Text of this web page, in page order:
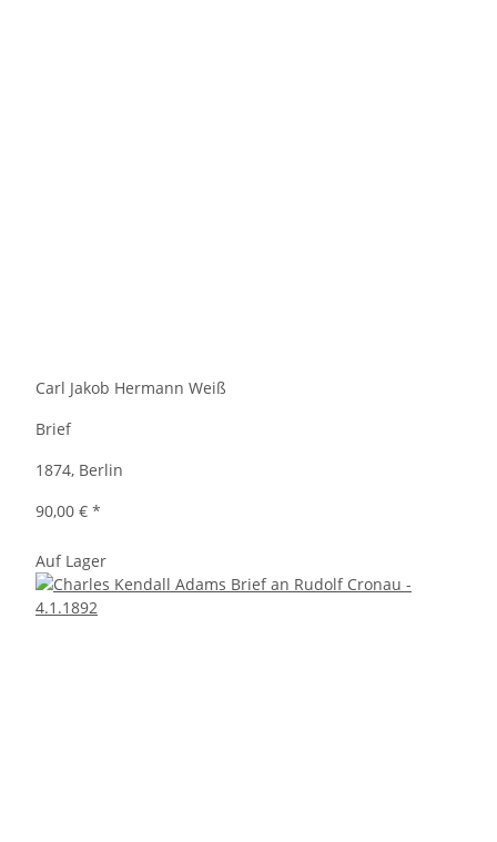
Carl Jakob Hermann Weiß
Brief
1874, Berlin
90,00 € *
Auf Lager